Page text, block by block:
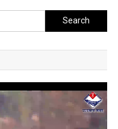
Search
for: